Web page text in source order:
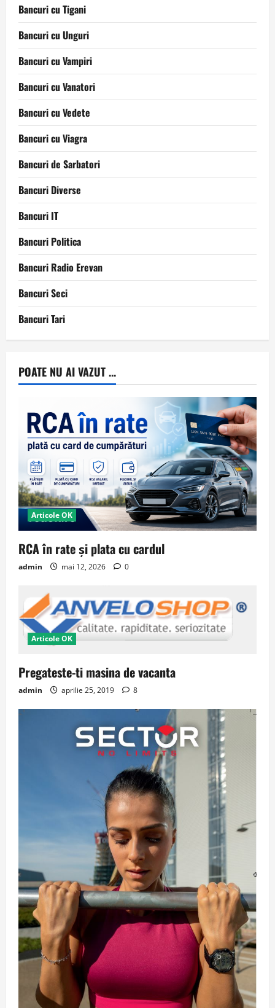
Bancuri cu Tigani
Bancuri cu Unguri
Bancuri cu Vampiri
Bancuri cu Vanatori
Bancuri cu Vedete
Bancuri cu Viagra
Bancuri de Sarbatori
Bancuri Diverse
Bancuri IT
Bancuri Politica
Bancuri Radio Erevan
Bancuri Seci
Bancuri Tari
POATE NU AI VAZUT ...
Articole OK
RCA în rate și plata cu cardul
admin mai 12, 2026 0
Articole OK
Pregateste-ti masina de vacanta
admin aprilie 25, 2019 8